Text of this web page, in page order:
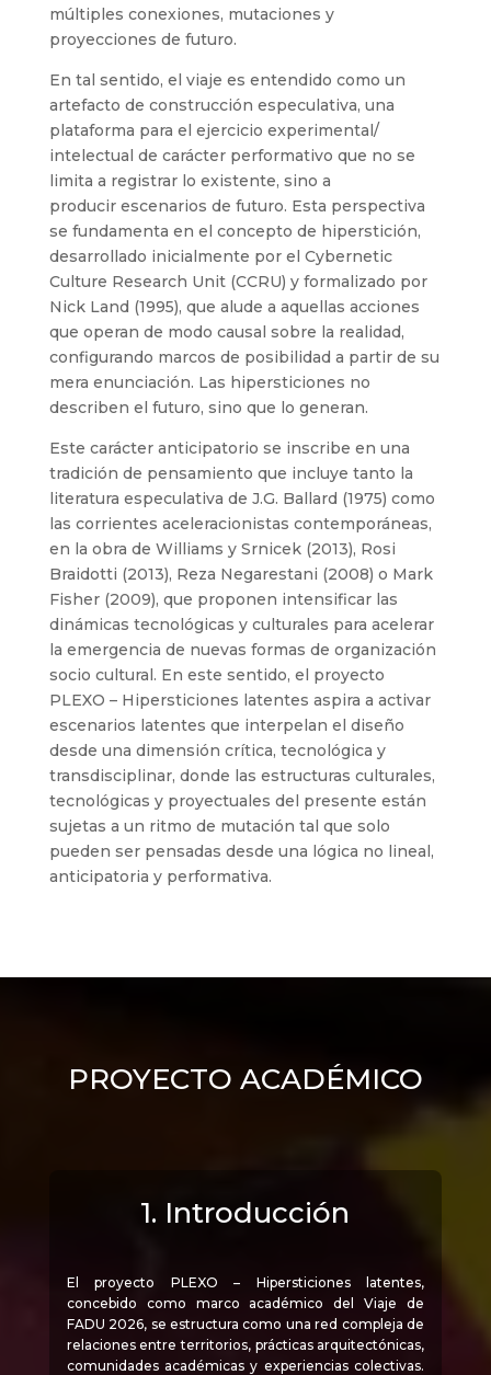
múltiples conexiones, mutaciones y
proyecciones de futuro.
En tal sentido, el viaje es entendido como un
artefacto de construcción especulativa, una
plataforma para el ejercicio experimental/
intelectual de carácter performativo que no se
limita a registrar lo existente, sino a
producir escenarios de futuro. Esta perspectiva
se fundamenta en el concepto de hiperstición,
desarrollado inicialmente por el Cybernetic
Culture Research Unit (CCRU) y formalizado por
Nick Land (1995), que alude a aquellas acciones
que operan de modo causal sobre la realidad,
configurando marcos de posibilidad a partir de su
mera enunciación. Las hipersticiones no
describen el futuro, sino que lo generan.
Este carácter anticipatorio se inscribe en una
tradición de pensamiento que incluye tanto la
literatura especulativa de J.G. Ballard (1975) como
las corrientes aceleracionistas contemporáneas,
en la obra de Williams y Srnicek (2013), Rosi
Braidotti (2013), Reza Negarestani (2008) o Mark
Fisher (2009), que proponen intensificar las
dinámicas tecnológicas y culturales para acelerar
la emergencia de nuevas formas de organización
socio cultural. En este sentido, el proyecto
PLEXO – Hipersticiones latentes aspira a activar
escenarios latentes que interpelan el diseño
desde una dimensión crítica, tecnológica y
transdisciplinar, donde las estructuras culturales,
tecnológicas y proyectuales del presente están
sujetas a un ritmo de mutación tal que solo
pueden ser pensadas desde una lógica no lineal,
anticipatoria y performativa.
PROYECTO ACADÉMICO
1. Introducción
El proyecto PLEXO – Hipersticiones latentes,
concebido como marco académico del Viaje de
FADU 2026, se estructura como una red compleja de
relaciones entre territorios, prácticas arquitectónicas,
comunidades académicas y experiencias colectivas.